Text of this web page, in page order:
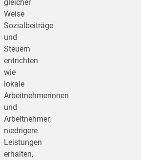
gleicher
Weise
Sozialbeiträge
und
Steuern
entrichten
wie
lokale
Arbeitnehmerinnen
und
Arbeitnehmer,
niedrigere
Leistungen
erhalten,